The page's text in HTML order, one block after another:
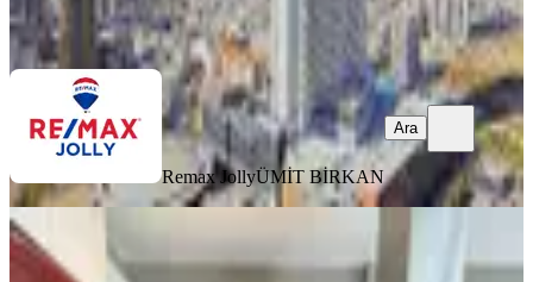
Ara
Remax JollyÜMİT BİRKAN
Ara
YENİ
Yaşar Üni Yakını 2+1 Eşyalı Deniz
Manzaralı Kiralık Daire